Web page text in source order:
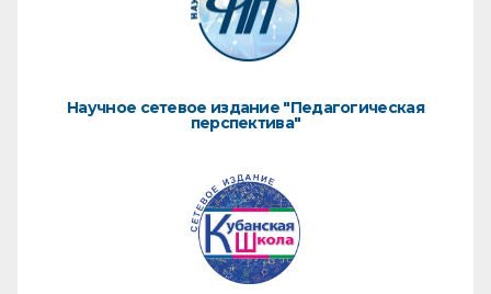
Научное сетевое издание "Педагогическая
перспектива"